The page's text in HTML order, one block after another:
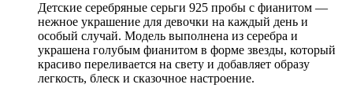
Детские серебряные серьги 925 пробы с фианитом —
нежное украшение для девочки на каждый день и
особый случай. Модель выполнена из серебра и
украшена голубым фианитом в форме звезды, который
красиво переливается на свету и добавляет образу
легкость, блеск и сказочное настроение.